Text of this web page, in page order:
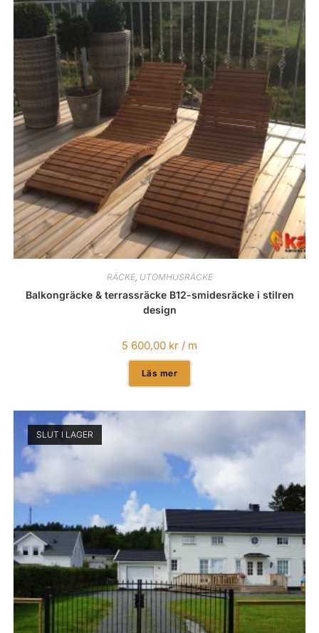
RÄCKE, UTOMHUSRÄCKE
Balkongräcke & terrassräcke B12-smidesräcke i stilren
design
5 600,00 kr / m
Läs mer
SLUT I LAGER